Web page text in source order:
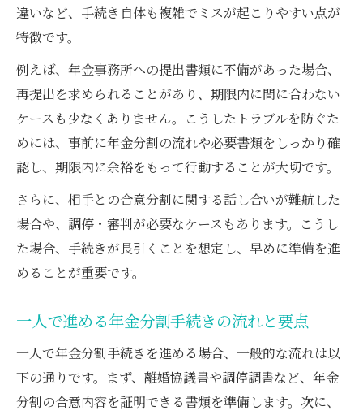
違いなど、手続き自体も複雑でミスが起こりやすい点が
特徴です。
例えば、年金事務所への提出書類に不備があった場合、
再提出を求められることがあり、期限内に間に合わない
ケースも少なくありません。こうしたトラブルを防ぐた
めには、事前に年金分割の流れや必要書類をしっかり確
認し、期限内に余裕をもって行動することが大切です。
さらに、相手との合意分割に関する話し合いが難航した
場合や、調停・審判が必要なケースもあります。こうし
た場合、手続きが長引くことを想定し、早めに準備を進
めることが重要です。
一人で進める年金分割手続きの流れと要点
一人で年金分割手続きを進める場合、一般的な流れは以
下の通りです。まず、離婚協議書や調停調書など、年金
分割の合意内容を証明できる書類を準備します。次に、